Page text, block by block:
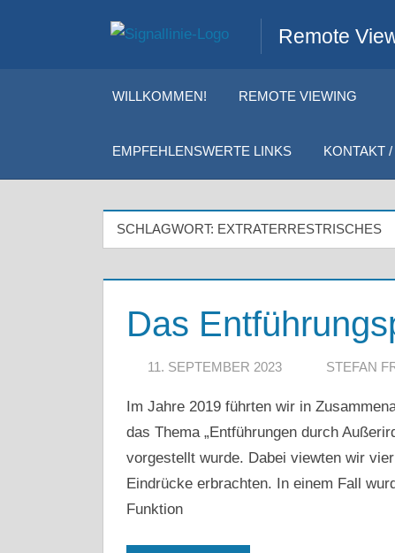
Remote
WILLKOMMEN! REMOTE VIEWING
EMPFEHLENSWERTE LINKS KONTAKT /
SCHLAGWORT: EXTRATERRESTRISCHES
Das
11. SEPTEMBER 2023 STEFAN
Im Jahre 2019 führten wir in
das Thema „Entführungen durch
vorgestellt wurde. Dabei viewten wir
Eindrücke erbrachten. In einem Fall
Funktion